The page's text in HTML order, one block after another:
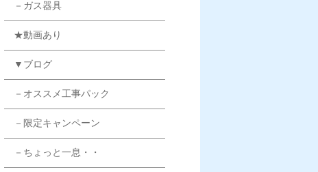
－ガス器具
★動画あり
▼ブログ
－オススメ工事パック
－限定キャンペーン
－ちょっと一息・・